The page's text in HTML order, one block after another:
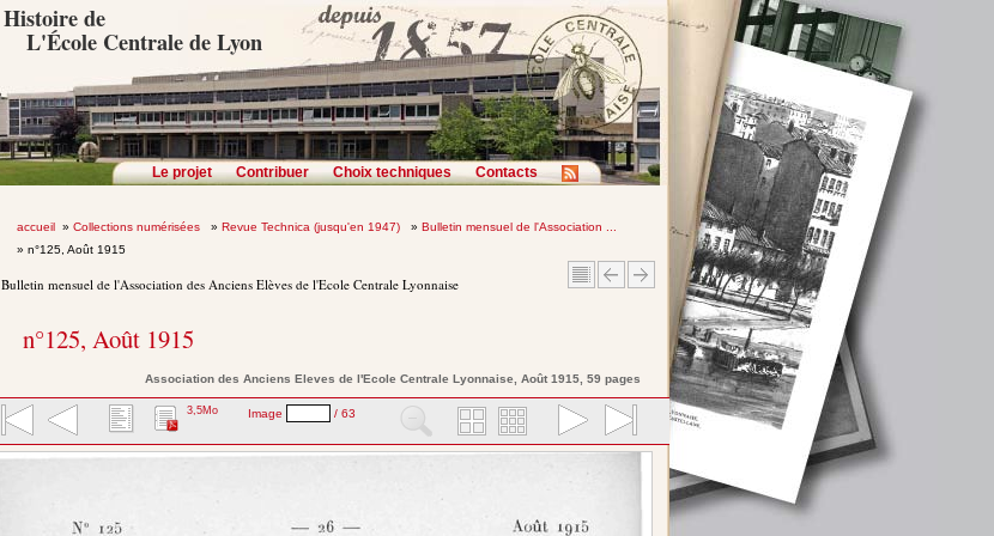
Histoire de
L'École Centrale de Lyon
Le projet Contribuer Choix techniques Contacts
accueil» Collections numérisées » Revue Technica (jusqu'en 1947) » Bulletin mensuel de l'Association ...
» n°125, Août 1915
Bulletin mensuel de l'Association des Anciens Elèves de l'Ecole Centrale Lyonnaise
n°125, Août 1915
Association des Anciens Eleves de l'Ecole Centrale Lyonnaise, Août 1915, 59 pages
3,5Mo Image / 63